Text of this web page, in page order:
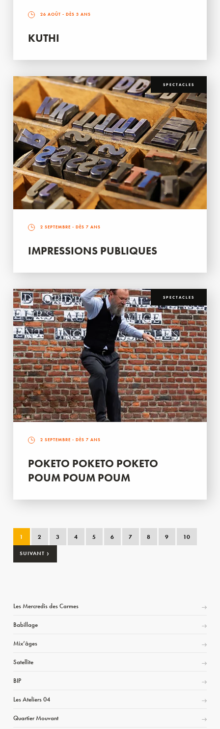
26 AOÛT - DÈS 3 ANS
KUTHI
SPECTACLES
2 SEPTEMBRE - DÈS 7 ANS
IMPRESSIONS PUBLIQUES
SPECTACLES
2 SEPTEMBRE - DÈS 7 ANS
POKETO POKETO POKETO
POUM POUM POUM
1 2 3 4 5 6 7 8 9 10
SUIVANT ›
Les Mercredis des Carmes
Babillage
Mix’âges
Satellite
BIP
Les Ateliers 04
Quartier Mouvant